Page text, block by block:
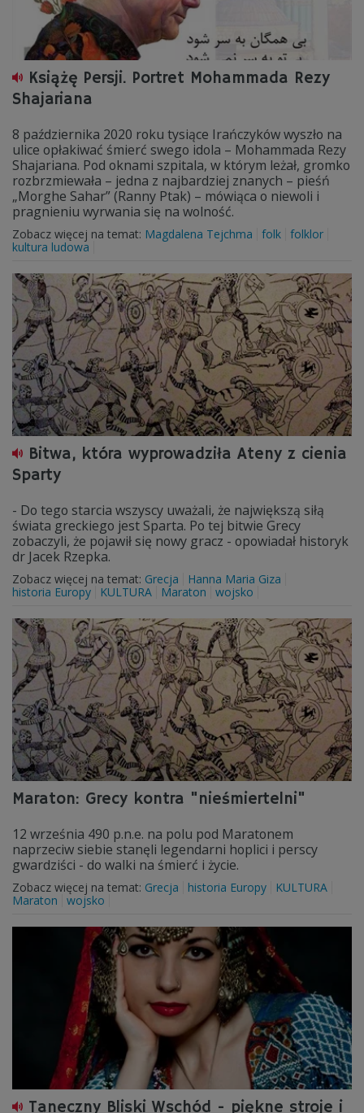
Książę Persji. Portret Mohammada Rezy
Shajariana
8 października 2020 roku tysiące Irańczyków wyszło na
ulice opłakiwać śmierć swego idola – Mohammada Rezy
Shajariana. Pod oknami szpitala, w którym leżał, gromko
rozbrzmiewała – jedna z najbardziej znanych – pieśń
„Morghe Sahar” (Ranny Ptak) – mówiąca o niewoli i
pragnieniu wyrwania się na wolność.
Zobacz więcej na temat: Magdalena Tejchma folk folklor
kultura ludowa
Bitwa, która wyprowadziła Ateny z cienia
Sparty
- Do tego starcia wszyscy uważali, że największą siłą
świata greckiego jest Sparta. Po tej bitwie Grecy
zobaczyli, że pojawił się nowy gracz - opowiadał historyk
dr Jacek Rzepka.
Zobacz więcej na temat: Grecja
Hanna Maria Giza
historia Europy
KULTURA Maraton wojsko
Maraton: Grecy kontra "nieśmiertelni"
12 września 490 p.n.e. na polu pod Maratonem
naprzeciw siebie stanęli legendarni hoplici i perscy
gwardziści - do walki na śmierć i życie.
Zobacz więcej na temat: Grecja historia Europy
KULTURA
Maraton
wojsko
Taneczny Bliski Wschód - piękne stroje i